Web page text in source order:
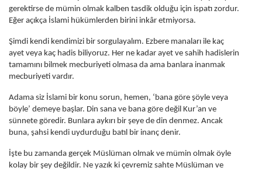
gerektirse de mümin olmak kalben tasdik olduğu için ispatı zordur.
Eğer açıkça İslami hükümlerden birini inkâr etmiyorsa.
Şimdi kendi kendimizi bir sorgulayalım. Ezbere manaları ile kaç
ayet veya kaç hadis biliyoruz. Her ne kadar ayet ve sahih hadislerin
tamamını bilmek mecburiyeti olmasa da ama banlara inanmak
mecburiyeti vardır.
Adama siz İslami bir konu sorun, hemen, ‘bana göre şöyle veya
böyle’ demeye başlar. Din sana ve bana göre değil Kur’an ve
sünnete göredir. Bunlara aykırı bir şeye de din denmez. Ancak
buna, şahsi kendi uydurduğu batıl bir inanç denir.
İşte bu zamanda gerçek Müslüman olmak ve mümin olmak öyle
kolay bir şey değildir. Ne yazık ki çevremiz sahte Müslüman ve